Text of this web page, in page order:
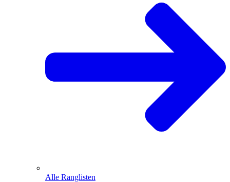
Alle Ranglisten